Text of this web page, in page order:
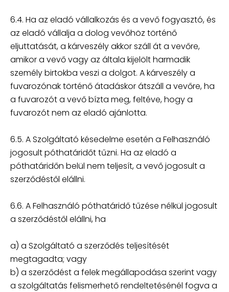
6.4. Ha az eladó vállalkozás és a vevő fogyasztó, és
az eladó vállalja a dolog vevőhöz történő
eljuttatását, a kárveszély akkor száll át a vevőre,
amikor a vevő vagy az általa kijelölt harmadik
személy birtokba veszi a dolgot. A kárveszély a
fuvarozónak történő átadáskor átszáll a vevőre, ha
a fuvarozót a vevő bízta meg, feltéve, hogy a
fuvarozót nem az eladó ajánlotta.
6.5. A Szolgáltató késedelme esetén a Felhasználó
jogosult póthatáridőt tűzni. Ha az eladó a
póthatáridőn belül nem teljesít, a vevő jogosult a
szerződéstől elállni.
6.6. A Felhasználó póthatáridő tűzése nélkül jogosult
a szerződéstől elállni, ha
a) a Szolgáltató a szerződés teljesítését
megtagadta; vagy
b) a szerződést a felek megállapodása szerint vagy
a szolgáltatás felismerhető rendeltetésénél fogva a